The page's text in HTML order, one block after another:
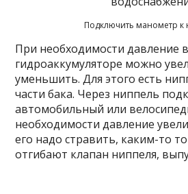
Подключить манометр к
При необходимости давление в
гидроаккумуляторе можно
уменьшить. Для этого есть
части бака. Через ниппель
автомобильный или
необходимости давление
его надо стравить, каким-то
отгибают клапан ниппеля,